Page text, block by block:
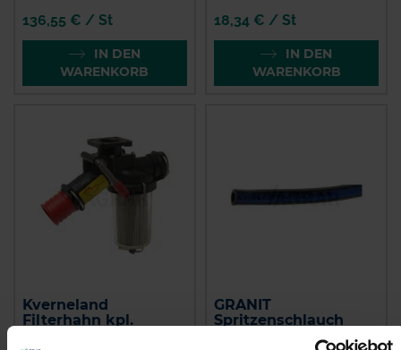
136,55 € / St
IN DEN
WARENKORB
18,34 € / St
IN DEN
WARENKORB
Kverneland
Filterhahn kpl.
GRANIT
Spritzenschlauch